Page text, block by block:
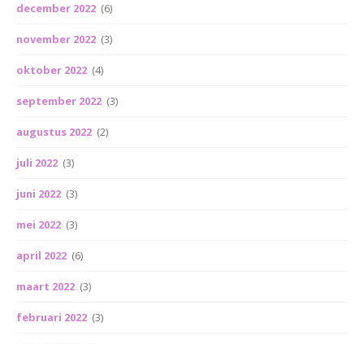
december 2022 (6)
november 2022 (3)
oktober 2022 (4)
september 2022 (3)
augustus 2022 (2)
juli 2022 (3)
juni 2022 (3)
mei 2022 (3)
april 2022 (6)
maart 2022 (3)
februari 2022 (3)